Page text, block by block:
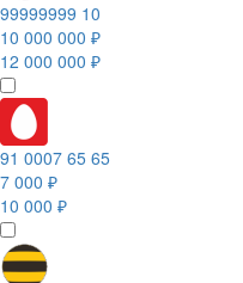
99999999 10
10 000 000 ₽
12 000 000 ₽
91 0007 65 65
7 000 ₽
10 000 ₽